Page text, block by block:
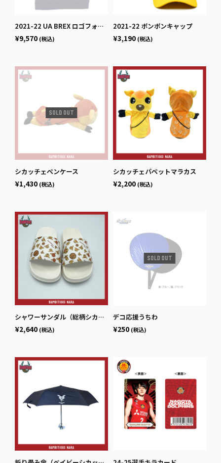
2021-22 UA BREX ロゴフォト フーディー
¥9,570 (税込)
2021-22 ポンポンキャップ
¥3,190 (税込)
シカッチェペンケース
¥1,430 (税込)
シカッチェパペットマラカス
¥2,200 (税込)
シャワーサンダル（総柄シカッチェ）
¥2,640 (税込)
デコ応援うちわ
¥250 (税込)